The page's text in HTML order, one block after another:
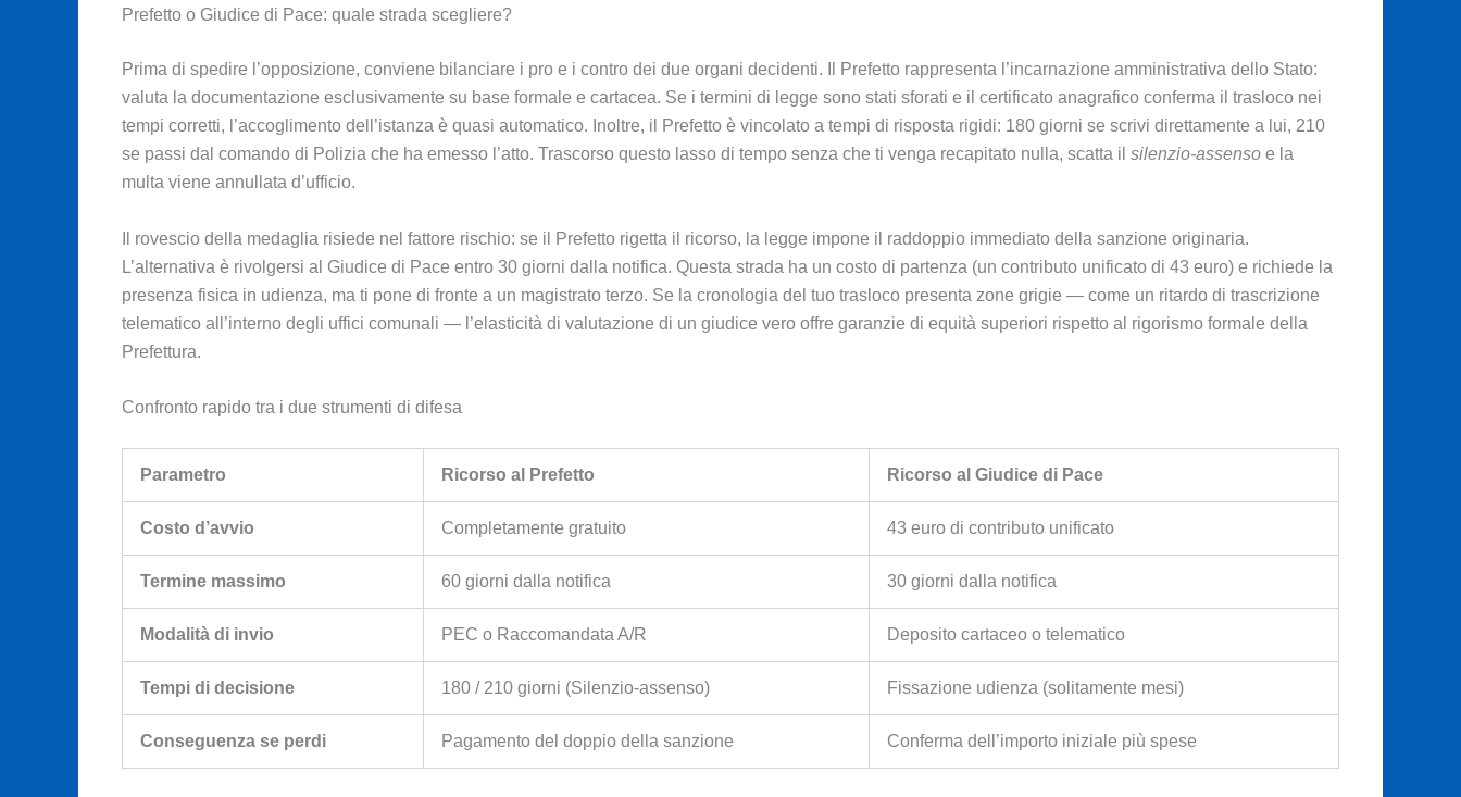
Prefetto o Giudice di Pace: quale strada scegliere?
Prima di spedire l’opposizione, conviene bilanciare i pro e i contro dei due organi decidenti. Il Prefetto rappresenta l’incarnazione amministrativa dello Stato:
valuta la documentazione esclusivamente su base formale e cartacea. Se i termini di legge sono stati sforati e il certificato anagrafico conferma il trasloco nei
tempi corretti, l’accoglimento dell’istanza è quasi automatico. Inoltre, il Prefetto è vincolato a tempi di risposta rigidi: 180 giorni se scrivi direttamente a lui, 210
se passi dal comando di Polizia che ha emesso l’atto. Trascorso questo lasso di tempo senza che ti venga recapitato nulla, scatta il silenzio-assenso e la
multa viene annullata d’ufficio.
Il rovescio della medaglia risiede nel fattore rischio: se il Prefetto rigetta il ricorso, la legge impone il raddoppio immediato della sanzione originaria.
L’alternativa è rivolgersi al Giudice di Pace entro 30 giorni dalla notifica. Questa strada ha un costo di partenza (un contributo unificato di 43 euro) e richiede la
presenza fisica in udienza, ma ti pone di fronte a un magistrato terzo. Se la cronologia del tuo trasloco presenta zone grigie — come un ritardo di trascrizione
telematico all’interno degli uffici comunali — l’elasticità di valutazione di un giudice vero offre garanzie di equità superiori rispetto al rigorismo formale della
Prefettura.
Confronto rapido tra i due strumenti di difesa
Parametro Ricorso al Prefetto Ricorso al Giudice di Pace
Costo d’avvio Completamente gratuito 43 euro di contributo unificato
Termine massimo 60 giorni dalla notifica 30 giorni dalla notifica
Modalità di invio PEC o Raccomandata A/R Deposito cartaceo o telematico
Tempi di decisione 180 / 210 giorni (Silenzio-assenso) Fissazione udienza (solitamente mesi)
Conseguenza se perdi Pagamento del doppio della sanzione Conferma dell’importo iniziale più spese